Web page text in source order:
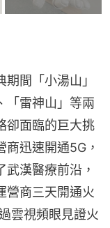
間「小湯山」
「雷神山」等兩
卻面臨的巨大挑
迅速開通5G，
漢醫療前沿，
營商三天開通火
雲視頻眼見證火